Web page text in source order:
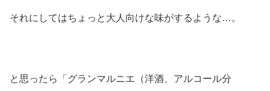
それにしてはちょっと大人向けな味がするような…。
と思ったら「グランマルニエ（洋酒、アルコール分